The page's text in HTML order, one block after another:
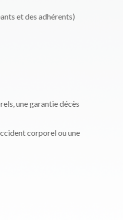
et des adhérents)
une garantie décès
corporel ou une